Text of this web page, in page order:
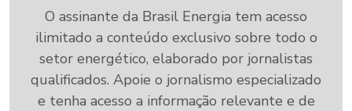
O assinante da Brasil Energia tem acesso
ilimitado a conteúdo exclusivo sobre todo o
setor energético, elaborado por jornalistas
qualificados. Apoie o jornalismo especializado
e tenha acesso a informação relevante e de